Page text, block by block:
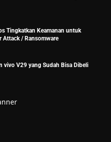
Tingkatkan Keamanan untuk
Attack / Ransomware
vivo V29 yang Sudah Bisa Dibeli